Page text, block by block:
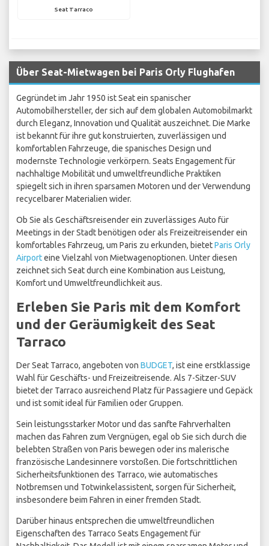
Seat Tarraco
Über Seat-Mietwagen bei Paris Orly Flughafen
Gegründet im Jahr 1950 ist Seat ein spanischer
Automobilhersteller, der sich auf dem globalen Automobilmarkt
durch Eleganz, Innovation und Qualität auszeichnet. Die Marke
ist bekannt für ihre gut konstruierten, zuverlässigen und
komfortablen Fahrzeuge, die spanisches Design und
modernste Technologie verkörpern. Seats Engagement für
nachhaltige Mobilität und umweltfreundliche Praktiken
spiegelt sich in ihren sparsamen Motoren und der Verwendung
recycelbarer Materialien wider.
Ob Sie als Geschäftsreisender ein zuverlässiges Auto für
Meetings in der Stadt benötigen oder als Freizeitreisender ein
komfortables Fahrzeug, um Paris zu erkunden, bietetParis Orly
Airporteine Vielzahl von Mietwagenoptionen. Unter diesen
zeichnet sich Seat durch eine Kombination aus Leistung,
Komfort und Umweltfreundlichkeit aus.
Erleben Sie Paris mit dem Komfort
und der Geräumigkeit des Seat
Tarraco
Der Seat Tarraco, angeboten von BUDGET, ist eine erstklassige
Wahl für Geschäfts- und Freizeitreisende. Als 7-Sitzer-SUV
bietet der Tarraco ausreichend Platz für Passagiere und Gepäck
und ist somit ideal für Familien oder Gruppen.
Sein leistungsstarker Motor und das sanfte Fahrverhalten
machen das Fahren zum Vergnügen, egal ob Sie sich durch die
belebten Straßen von Paris bewegen oder ins malerische
französische Landesinnere vorstoßen. Die fortschrittlichen
Sicherheitsfunktionen des Tarraco, wie automatisches
Notbremsen und Totwinkelassistent, sorgen für Sicherheit,
insbesondere beim Fahren in einer fremden Stadt.
Darüber hinaus entsprechen die umweltfreundlichen
Eigenschaften des Tarraco Seats Engagement für